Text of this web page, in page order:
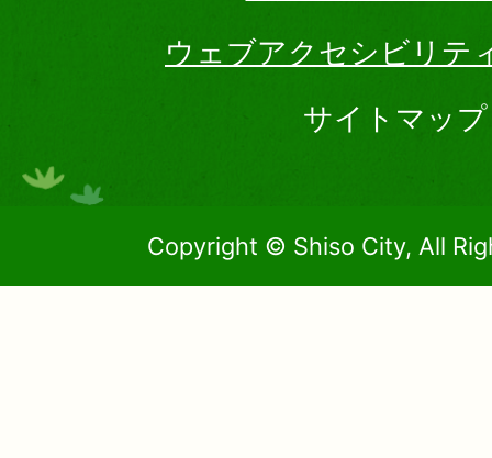
ウェブアクセシビリテ
サイトマップ
Copyright © Shiso City, All